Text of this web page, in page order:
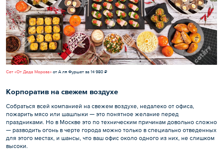
Сет «От Деда Мороза» от А ля Фуршет за 14 980 ₽
Корпоратив на свежем воздухе
Собраться всей компанией на свежем воздухе, недалеко от офиса,
пожарить мясо или шашлыки — это понятное желание перед
праздниками. Но в Москве это по техническим причинам довольно сложно
— разводить огонь в черте города можно только в специально отведенных
для этого местах, и шансы, что ваш офис около одного из них, не слишком
высоки.